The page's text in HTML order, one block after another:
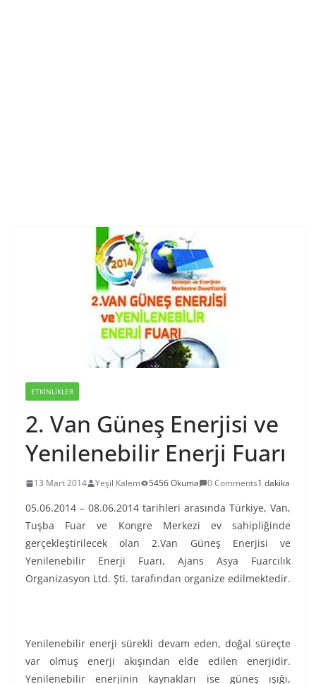
ETKINLIKLER
2. Van Güneş Enerjisi ve
Yenilenebilir Enerji Fuarı
13 Mart 2014 Yeşil Kalem 5456 Okuma 0 Comments1 dakika
05.06.2014 – 08.06.2014 tarihleri arasında Türkiye, Van,
Tuşba Fuar ve Kongre Merkezi ev sahipliğinde
gerçekleştirilecek olan 2.Van Güneş Enerjisi ve
Yenilenebilir Enerji Fuarı, Ajans Asya Fuarcılık
Organizasyon Ltd. Şti. tarafından organize edilmektedir.
Yenilenebilir enerji sürekli devam eden, doğal süreçte
var olmuş enerji akışından elde edilen enerjidir.
Yenilenebilir enerjinin kaynakları ise güneş ışığı,